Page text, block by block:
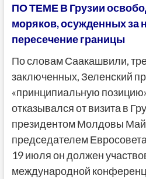
ПО ТЕМЕ В Грузии
моряков, осужденных за
пересечение границы
По словам Саакашвили,
заключенных, Зеленский
«принципиальную
отказывался от визита в
президентом Молдовы
председателем
19 июля он должен
международной